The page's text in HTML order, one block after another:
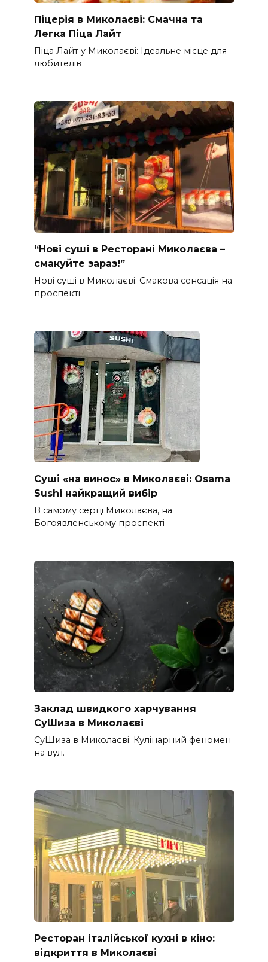
Піцерія в Миколаєві: Смачна та
Легка Піца Лайт
Піца Лайт у Миколаєві: Ідеальне місце для
любителів
“Нові суші в Ресторані Миколаєва –
смакуйте зараз!”
Нові суші в Миколаєві: Смакова сенсація на
проспекті
Суші «на винос» в Миколаєві: Osama
Sushi найкращий вибір
В самому серці Миколаєва, на
Богоявленському проспекті
Заклад швидкого харчування
СуШиза в Миколаєві
СуШиза в Миколаєві: Кулінарний феномен
на вул.
Ресторан італійської кухні в кіно:
відкриття в Миколаєві